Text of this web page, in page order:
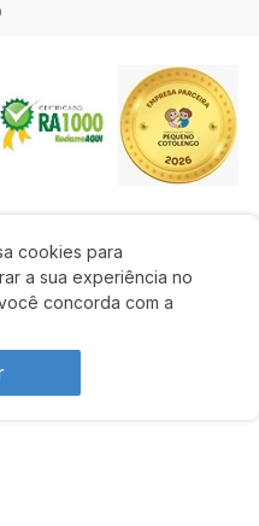
cookies para
a sua experiência no
concorda com a